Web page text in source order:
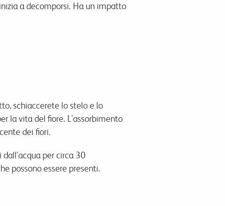
a decomporsi. Ha un impatto
schiaccerete lo stelo e lo
la vita del fiore. L'assorbimento
dei fiori.
dall'acqua per circa 30
possono essere presenti.